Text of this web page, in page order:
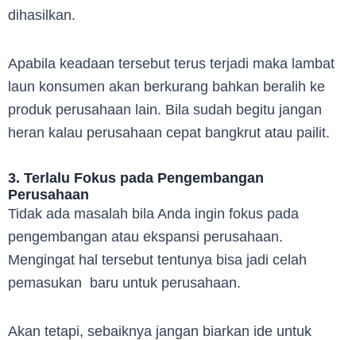
dihasilkan.
Apabila keadaan tersebut terus terjadi maka lambat
laun konsumen akan berkurang bahkan beralih ke
produk perusahaan lain. Bila sudah begitu jangan
heran kalau perusahaan cepat bangkrut atau pailit.
3. Terlalu Fokus pada Pengembangan
Perusahaan
Tidak ada masalah bila Anda ingin fokus pada
pengembangan atau ekspansi perusahaan.
Mengingat hal tersebut tentunya bisa jadi celah
pemasukan baru untuk perusahaan.
Akan tetapi, sebaiknya jangan biarkan ide untuk